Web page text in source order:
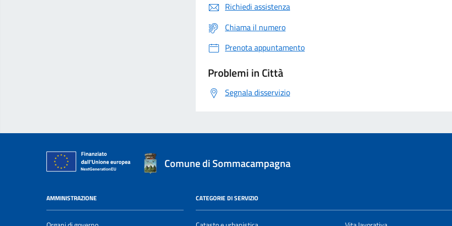
Richiedi assistenza
Chiama il numero
Prenota appuntamento
Problemi in Città
Segnala disservizio
Comune di Sommacampagna
AMMINISTRAZIONE CATEGORIE DI SERVIZIO